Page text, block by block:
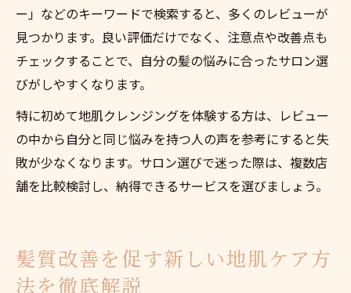
ー」などのキーワードで検索すると、多くのレビューが
見つかります。良い評価だけでなく、注意点や改善点も
チェックすることで、自分の髪の悩みに合ったサロン選
びがしやすくなります。
特に初めて地肌クレンジングを体験する方は、レビュー
の中から自分と同じ悩みを持つ人の声を参考にすると失
敗が少なくなります。サロン選びで迷った際は、複数店
舗を比較検討し、納得できるサービスを選びましょう。
髪質改善を促す新しい地肌ケア方
法を徹底解説